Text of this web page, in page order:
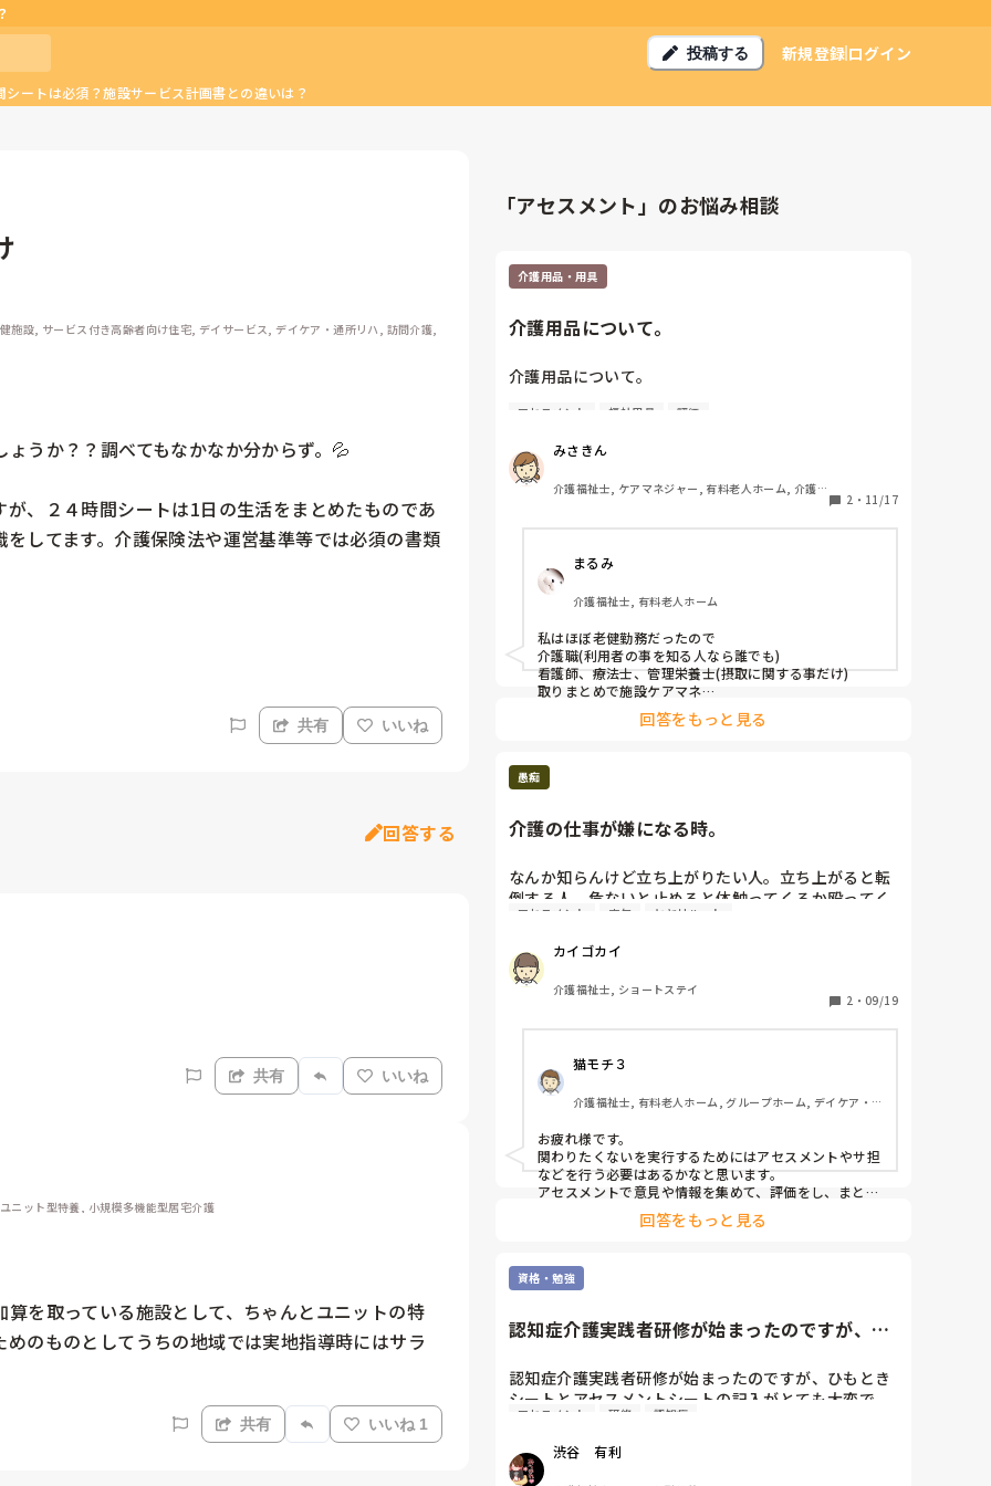
投稿する 新規登録ログイン
シートは必須？施設サービス計画書との違いは？
設, サービス付き高齢者向け住宅, デイサービス, デイケア・通所リハ, 訪問介護,
うか？？調べてもなかなか分からず。💦
、２４時間シートは1日の生活をまとめたものであ
してます。介護保険法や運営基準等では必須の書類
共有 いいね
回答する
共有 いいね
ニット型特養, 小規模多機能型居宅介護
を取っている施設として、ちゃんとユニットの特
のものとしてうちの地域では実地指導時にはサラ
共有 いいね 1
「アセスメント」のお悩み相談
介護用品・用具
介護用品について。
介護用品について。
利用者さんのADLの変化などに伴い、介護用品を検討
ト、評価、連絡などを行いますか？
私の働いていた場所では主任、居室担当などでした。
よろしくお願いします。
アセスメント 福祉用具 評価
みさきん
介護福祉士, ケアマネジャー, 有料老人ホーム, 介護老
2 ・ 11/17
まるみ
介護福祉士, 有料老人ホーム
私はほぼ老健勤務だったので
介護職(利用者の事を知る人なら誰でも)
看護師、療法士、管理栄養士(摂取に関する事だけ)
取りまとめで施設ケアマネ
逆に主任や居担だから出ると言うのは無かったです。そ
たり違う目で意見する事が出来なくなるからだったか
な？
回答をもっと見る
愚痴
介護の仕事が嫌になる時。
なんか知らんけど立ち上がりたい人。立ち上がると転
倒する人。危ないと止めると体触ってくるか殴ってく
る人。
アセスメントしろって言われるけど、そういう問題な
んかね？
利用者さんが立ち上がって転倒するのは好きにしたら
いいけど、それによって注意を受けたり文句を言われ
られるのも殴られるのも嫌なんだが。
近くで話すだけでも手を伸ばしてくるからアセスメン
トも何も、あんまり関わりたくない。
アセスメント 文句 ヒヤリハット
カイゴカイ
介護福祉士, ショートステイ
2 ・ 09/19
猫モチ３
介護福祉士, 有料老人ホーム, グループホーム, デイケア・
お疲れ様です。
関わりたくないを実行するためにはアセスメントやサ担
などを行う必要はあるかなと思います。
アセスメントで意見や情報を集めて、評価をし、まとめ
た情報を元に家族などと担当者会議をします。そこでセ
クハラや暴力があるので関わりを減らさなくてはいけな
も説明していく必要はあるでしょう。
それが困ると家族が言うなら他の施設を利用してもらえ
メント防止法に当たるので断る理由にもなりますし。
回答をもっと見る
資格・勉強
認知症介護実践者研修が始まったのですが、ひ
認知症介護実践者研修が始まったのですが、ひもとき
シートとアセスメントシートの記入がとても大変で
す。
やはり全部埋めた方が良いのでしょうか？
アセスメント 研修 認知症
渋谷　有利